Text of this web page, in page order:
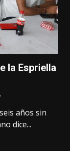
la Espriella
años sin
dice...